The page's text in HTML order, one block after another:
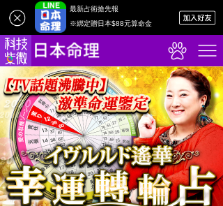
最新占術搶先報
※綁定贈日本$88元算命金